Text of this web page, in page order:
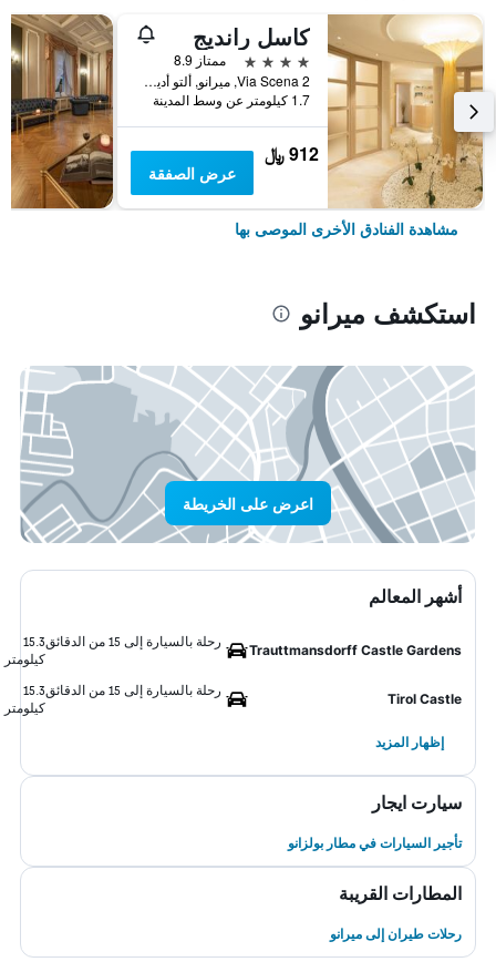
كاسل رانديج
4 نجوم
ممتاز 8.9
Via Scena 2, ميرانو, ألتو أديجي, إيطاليا
1.7 كيلومتر عن وسط المدينة
912 ﷼
عرض الصفقة
مشاهدة الفنادق الأخرى الموصى بها
استكشف ميرانو
اعرض على الخريطة
أشهر المعالم
Trauttmansdorff Castle Gardens
رحلة بالسيارة إلى 15 من الدقائق
15.3
كيلومتر
Tirol Castle
رحلة بالسيارة إلى 15 من الدقائق
15.3
كيلومتر
إظهار المزيد
سيارت ايجار
تأجير السيارات في مطار بولزانو
المطارات القريبة
رحلات طيران إلى ميرانو